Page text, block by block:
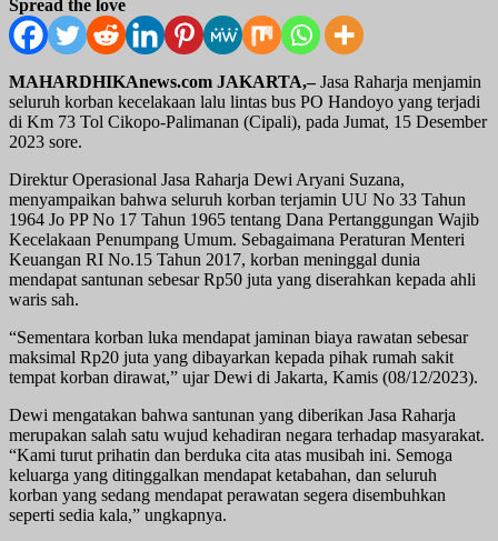
Spread the love
MAHARDHIKAnews.com JAKARTA,– Jasa Raharja menjamin
seluruh korban kecelakaan lalu lintas bus PO Handoyo yang terjadi
di Km 73 Tol Cikopo-Palimanan (Cipali), pada Jumat, 15 Desember
2023 sore.
Direktur Operasional Jasa Raharja Dewi Aryani Suzana,
menyampaikan bahwa seluruh korban terjamin UU No 33 Tahun
1964 Jo PP No 17 Tahun 1965 tentang Dana Pertanggungan Wajib
Kecelakaan Penumpang Umum. Sebagaimana Peraturan Menteri
Keuangan RI No.15 Tahun 2017, korban meninggal dunia
mendapat santunan sebesar Rp50 juta yang diserahkan kepada ahli
waris sah.
“Sementara korban luka mendapat jaminan biaya rawatan sebesar
maksimal Rp20 juta yang dibayarkan kepada pihak rumah sakit
tempat korban dirawat,” ujar Dewi di Jakarta, Kamis (08/12/2023).
Dewi mengatakan bahwa santunan yang diberikan Jasa Raharja
merupakan salah satu wujud kehadiran negara terhadap masyarakat.
“Kami turut prihatin dan berduka cita atas musibah ini. Semoga
keluarga yang ditinggalkan mendapat ketabahan, dan seluruh
korban yang sedang mendapat perawatan segera disembuhkan
seperti sedia kala,” ungkapnya.